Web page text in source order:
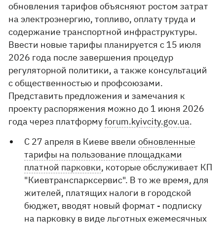
обновления тарифов объясняют ростом затрат
на электроэнергию, топливо, оплату труда и
содержание транспортной инфраструктуры.
Ввести новые тарифы планируется с 15 июля
2026 года после завершения процедур
регуляторной политики, а также консультаций
с общественностью и профсоюзами.
Представить предложения и замечания к
проекту распоряжения можно до 1 июня 2026
года через платформуforum.kyivcity.gov.ua.
С 27 апреля в Киеве ввелиобновленные
тарифы на пользование площадками
платной парковки, которые обслуживает КП
"Киевтранспарксервис". В то же время, для
жителей, платящих налоги в городской
бюджет, вводят новый формат - подписку
на парковку в виде льготных ежемесячных